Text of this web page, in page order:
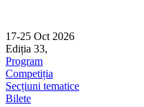
content
17-25 Oct 2026
Ediția 33,
Program
Competiția
Secțiuni tematice
Bilete